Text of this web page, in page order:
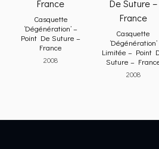
Casquette
‘Dégénération’ –
Point De Suture –
France
2008
Casquette
‘Dégénération’
Limitée – Point
Suture –
2008